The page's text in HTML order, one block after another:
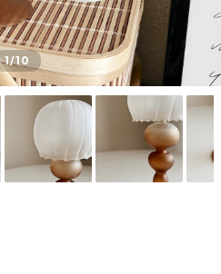
1/10